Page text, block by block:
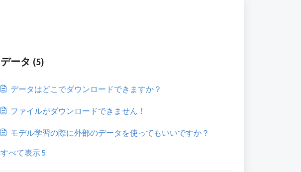
データ (5)
データはどこでダウンロードできますか？
ファイルがダウンロードできません！
モデル学習の際に外部のデータを使ってもいいですか？
すべて表示 5